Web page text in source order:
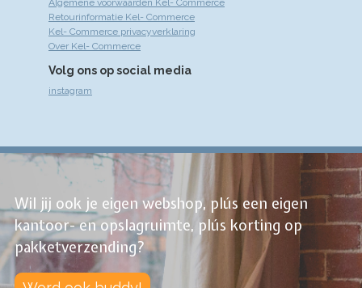
Retourinformatie Kel- Commerce
Kel- Commerce privacyverklaring
Over Kel- Commerce
Volg ons op social media
instagram
Wil jij ook je eigen webshop, plús een eigen
kantoor- en opslagruimte, plús korting op
pakketverzending?